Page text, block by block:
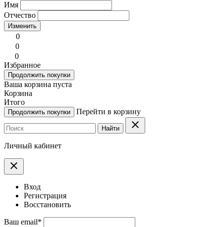
Имя
Отчество
Изменить
0
0
0
Избранное
Продолжить покупки
Ваша корзина пуста
Корзина
Итого
Продолжить покупки Перейти в корзину
Найти clear
Личный кабинет
clear
Вход
Регистрация
Восстановить
Ваш email*